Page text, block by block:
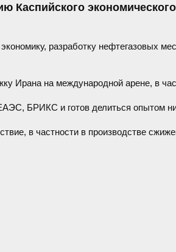
Каспийского
разработку нефтегазовых
Ирана на международной арене, в
БРИКС и готов делиться опытом
в частности в производстве